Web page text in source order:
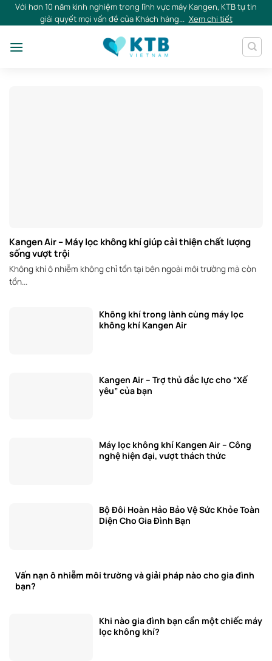
SkipVới hơn 10 năm kinh nghiệm trong lĩnh vực máy Kangen, KTB tự tin
giải quyết mọi vấn đề của Khách hàng... Xem chi tiết
Kangen Air – Máy lọc không khí giúp cải thiện chất lượng
sống vượt trội
Không khí ô nhiễm không chỉ tồn tại bên ngoài môi trường mà còn
tồn...
Không khí trong lành cùng máy lọc
không khí Kangen Air
Kangen Air – Trợ thủ đắc lực cho “Xế
yêu” của bạn
Máy lọc không khí Kangen Air – Công
nghệ hiện đại, vượt thách thức
Bộ Đôi Hoàn Hảo Bảo Vệ Sức Khỏe Toàn
Diện Cho Gia Đình Bạn
Vấn nạn ô nhiễm môi trường và giải pháp nào cho gia đình
bạn?
Khi nào gia đình bạn cần một chiếc máy
lọc không khí?